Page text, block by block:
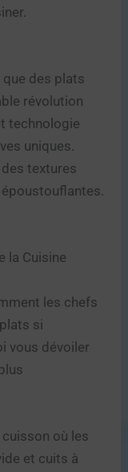
que des plats
révolution
technologie
uniques.
textures
la Cuisine
les chefs
si
vous dévoiler
où les
et cuits à